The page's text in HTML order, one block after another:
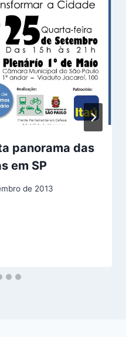
panorama das
em SP
de 2013